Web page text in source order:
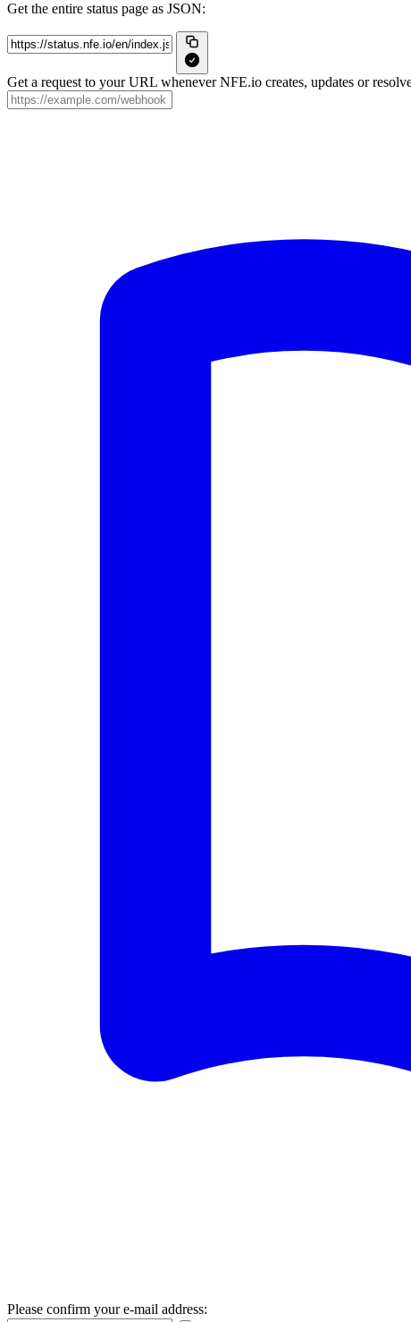
Get the entire status page as JSON:
Get a request to your URL whenever NFE.io creates, updates or
Please confirm your e-mail address: